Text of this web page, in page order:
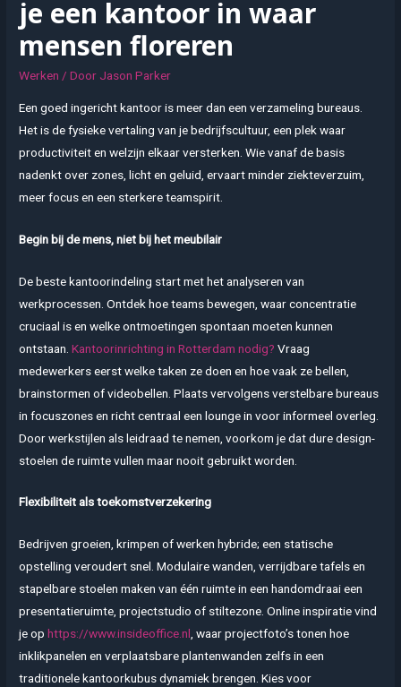
je een kantoor in waar
mensen floreren
Werken / Door Jason Parker
Een goed ingericht kantoor is meer dan een verzameling bureaus.
Het is de fysieke vertaling van je bedrijfs­cultuur, een plek waar
productiviteit en welzijn elkaar versterken. Wie vanaf de basis
nadenkt over zones, licht en geluid, ervaart minder ziekteverzuim,
meer focus en een sterkere team­spirit.
Begin bij de mens, niet bij het meubilair
De beste kantoor­indeling start met het analyseren van
werkprocessen. Ontdek hoe teams bewegen, waar concentratie
cruciaal is en welke ontmoetingen spontaan moeten kunnen
ontstaan. Kantoorinrichting in Rotterdam nodig? Vraag
medewerkers eerst welke taken ze doen en hoe vaak ze bellen,
brainstormen of videobellen. Plaats vervolgens verstelbare bureaus
in focuszones en richt centraal een lounge in voor informeel overleg.
Door werkstijlen als leidraad te nemen, voorkom je dat dure design­
stoelen de ruimte vullen maar nooit gebruikt worden.
Flexibiliteit als toekomst­verzekering
Bedrijven groeien, krimpen of werken hybride; een statische
opstelling veroudert snel. Modulaire wanden, verrijdbare tafels en
stapelbare stoelen maken van één ruimte in een handomdraai een
presentatieruimte, projectstudio of stiltezone. Online inspiratie vind
je op https://www.insideoffice.nl, waar projectfoto’s tonen hoe
inklikpanelen en verplaatsbare planten­wanden zelfs in een
traditionele kantoor­kubus dynamiek brengen. Kies voor